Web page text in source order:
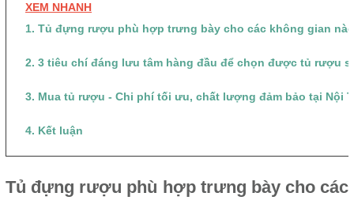
XEM NHANH
1. Tủ đựng rượu phù hợp trưng bày cho các không gian
2. 3 tiêu chí đáng lưu tâm hàng đầu để chọn được tủ rượu
3. Mua tủ rượu - Chi phí tối ưu, chất lượng đảm bảo tại Nội
4. Kết luận
Tủ đựng rượu phù hợp trưng bày cho các